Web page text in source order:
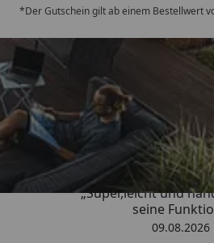
*Der Gutschein gilt ab einem Bestellwert
Trusted
4,81/ 5
„Super,leicht und
seine
09.08.2026